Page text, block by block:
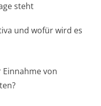
steht
und wofür wird es
Einnahme von